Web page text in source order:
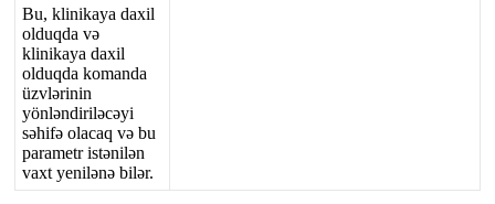
Bu, klinikaya daxil
olduqda və
klinikaya daxil
olduqda komanda
üzvlərinin
yönləndiriləcəyi
səhifə olacaq və bu
parametr istənilən
vaxt yenilənə bilər.